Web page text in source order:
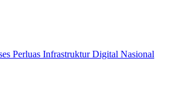
Perluas Infrastruktur Digital Nasional